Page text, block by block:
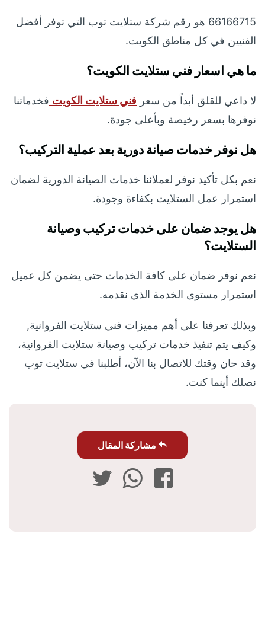
66166715 هو رقم شركة ستلايت توب التي توفر أفضل
الفنيين في كل مناطق الكويت.
ما هي اسعار فني ستلايت الكويت؟
لا داعي للقلق أبداً من سعر فني ستلايت الكويت فخدماتنا
نوفرها بسعر رخيصة وبأعلى جودة.
هل نوفر خدمات صيانة دورية بعد عملية التركيب؟
نعم بكل تأكيد نوفر لعملائنا خدمات الصيانة الدورية لضمان
استمرار عمل الستلايت بكفاءة وجودة.
هل يوجد ضمان على خدمات تركيب وصيانة
الستلايت؟
نعم نوفر ضمان على كافة الخدمات حتى يضمن كل عميل
استمرار مستوى الخدمة الذي نقدمه.
وبذلك تعرفنا على أهم مميزات فني ستلايت الفروانية,
وكيف يتم تنفيذ خدمات تركيب وصيانة ستلايت الفروانية،
وقد حان وقتك للاتصال بنا الآن، أطلبنا في ستلايت توب
نصلك أينما كنت.
مشاركة المقال
فيسبوكواتساب